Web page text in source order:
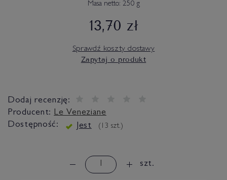
Masa netto: 250 g
13,70 zł
Sprawdź koszty dostawy
Zapytaj o produkt
Dodaj recenzję:
Producent: Le Veneziane
Dostępność:
Jest ( 13 szt.)
szt.